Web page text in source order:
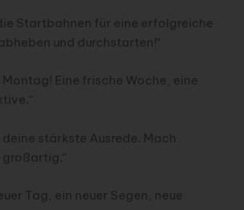
Startbahnen für eine erfolgreiche
und durchstarten!“
Montag! Eine frische Woche, eine
deine stärkste Ausrede. Mach
Tag, ein neuer Segen, neue